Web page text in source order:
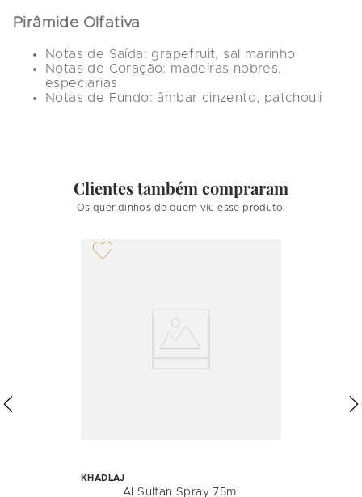
Pirâmide Olfativa
Notas de Saída: grapefruit, sal marinho
Notas de Coração: madeiras nobres,
especiarias
Notas de Fundo: âmbar cinzento, patchouli
Clientes também compraram
Os queridinhos de quem viu esse produto!
KHADLAJ
Al Sultan Spray 75ml